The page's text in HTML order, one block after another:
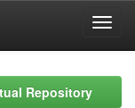
Repository